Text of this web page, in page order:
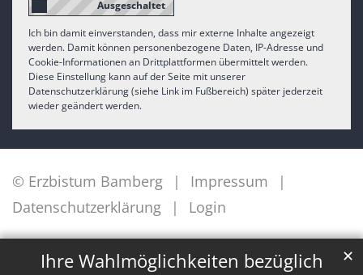
Ihre Wahlmöglichkeiten bezüglich
✕
Ich bin damit einverstanden, dass mir externe Inhalte angezeigt
werden. Damit können personenbezogene Daten, IP-Adresse und
Cookie-Informationen an Drittplattformen übermittelt werden.
Diese Einstellung kann auf der Seite mit unserer
Datenschutzerklärung (siehe Link im Fußbereich) später jederzeit
wieder geändert werden.
© Erzbistum Bamberg
Impressum
Datenschutzerklärung
Login